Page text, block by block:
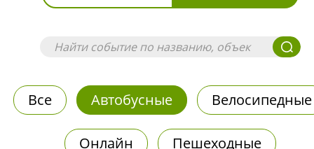
Все Автобусные Велосипедные
Онлайн Пешеходные